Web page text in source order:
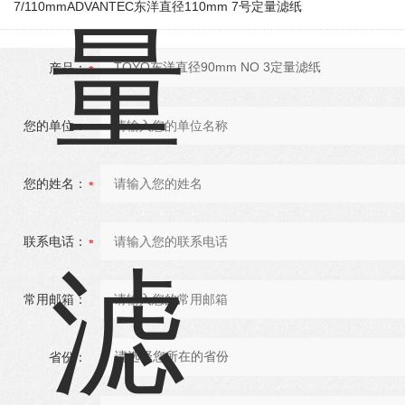
7/110mmADVANTEC东洋直径110mm 7号定量滤纸
产品：
您的单位：
您的姓名：
联系电话：
常用邮箱：
省份：